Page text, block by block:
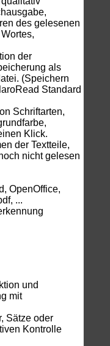
des gelesenen
der
als
(Speichern
Standard
Schriftarten,
Klick.
der Textteile,
nicht gelesen
OpenOffice,
...
und
mit
Sätze oder
Kontrolle